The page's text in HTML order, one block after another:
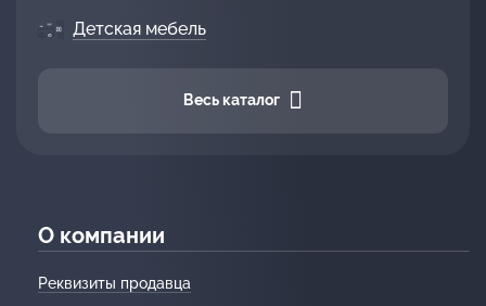
Детская мебель
Весь каталог
О компании
Реквизиты продавца